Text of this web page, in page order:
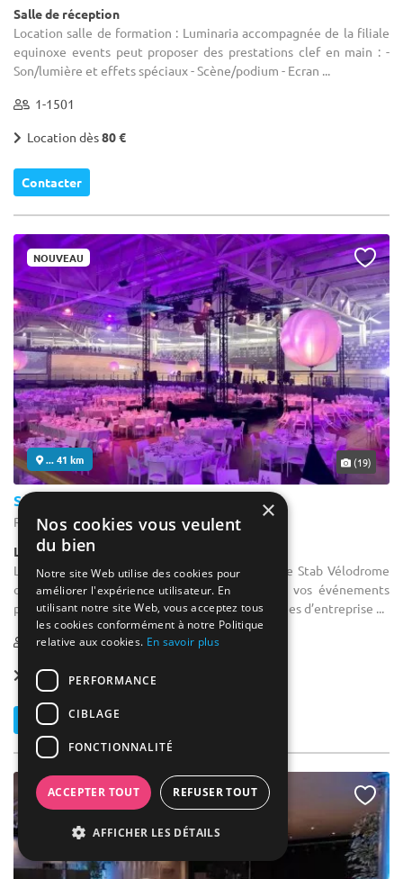
Salle de réception
Location salle de formation : Luminaria accompagnée de la filiale
equinoxe events peut proposer des prestations clef en main : -
Son/lumière et effets spéciaux - Scène/podium - Ecran ...
1-1501
Location dès80 €
Contacter
NOUVEAU
... 41 km (19)
Stab Vélodrome
Roubaix - Nord (59)
Lieu Atypique / Stade
Location salle de formation : Situé à Roubaix, le Stab Vélodrome
offre un cadre spectaculaire et original pour vos événements
professionnels : séminaires, conférences ou soirées d’entreprise ...
1-1500
Location dès300 €
Contacter
×
Nos cookies vous veulent
du bien
Notre site Web utilise des cookies pour
améliorer l'expérience utilisateur. En
utilisant notre site Web, vous acceptez tous
les cookies conformément à notre Politique
relative aux cookies. En savoir plus
PERFORMANCE
CIBLAGE
FONCTIONNALITÉ
ACCEPTER TOUT REFUSER TOUT
AFFICHER LES DÉTAILS